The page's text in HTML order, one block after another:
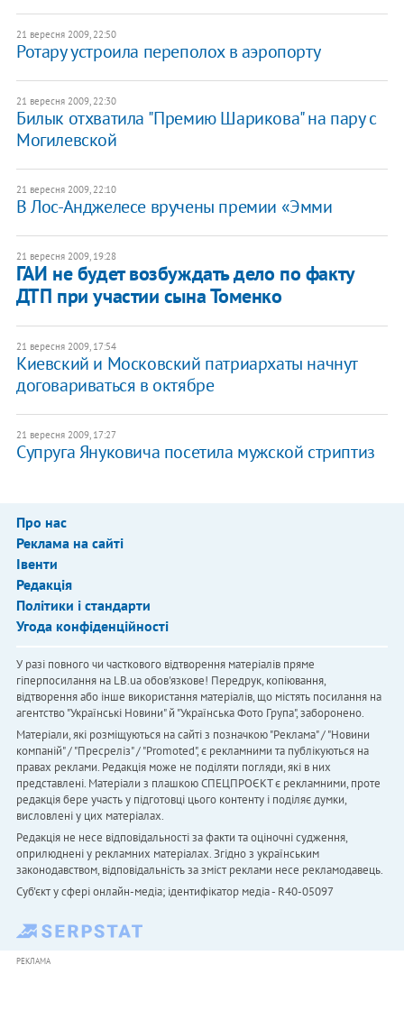
21 вересня 2009, 22:50
Ротару устроила переполох в аэропорту
21 вересня 2009, 22:30
Билык отхватила "Премию Шарикова" на пару с
Могилевской
21 вересня 2009, 22:10
В Лос-Анджелесе вручены премии «Эмми
21 вересня 2009, 19:28
ГАИ не будет возбуждать дело по факту
ДТП при участии сына Томенко
21 вересня 2009, 17:54
Киевский и Московский патриархаты начнут
договариваться в октябре
21 вересня 2009, 17:27
Супруга Януковича посетила мужской стриптиз
Про нас
Реклама на сайті
Івенти
Редакція
Політики і стандарти
Угода конфіденційності
У разі повного чи часткового відтворення матеріалів пряме
гіперпосилання на LB.ua обов'язкове! Передрук, копіювання,
відтворення або інше використання матеріалів, що містять посилання на
агентство "Українськi Новини" й "Українська Фото Група", заборонено.
Матеріали, які розміщуються на сайті з позначкою "Реклама" / "Новини
компаній" / "Пресреліз" / "Promoted", є рекламними та публікуються на
правах реклами. Редакція може не поділяти погляди, які в них
представлені. Матеріали з плашкою СПЕЦПРОЄКТ є рекламними, проте
редакція бере участь у підготовці цього контенту і поділяє думки,
висловлені у цих матеріалах.
Редакція не несе відповідальності за факти та оціночні судження,
оприлюднені у рекламних матеріалах. Згідно з українським
законодавством, відповідальність за зміст реклами несе рекламодавець.
Cуб'єкт у сфері онлайн-медіа; ідентифікатор медіа - R40-05097
РЕКЛАМА